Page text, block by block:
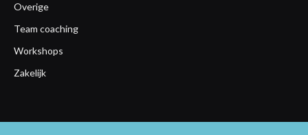
Overige
Team coaching
Workshops
Zakelijk